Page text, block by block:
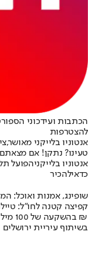
הכתבות ועידכוני
להצטרפות
אנטוניו בלייקני
טעינו? נתקן! אם
אנטוניו בלייקניהפועל
כדאילהכיר
שופינג, אמנות ואוכל:
קפיצה קטנה לחו"ל:
בהשקעה של 100 מיליון ₪
בשיתוף עיריית ירושלים